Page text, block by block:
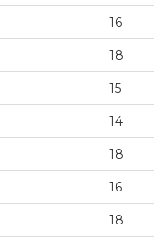
16
18
15
14
18
16
18